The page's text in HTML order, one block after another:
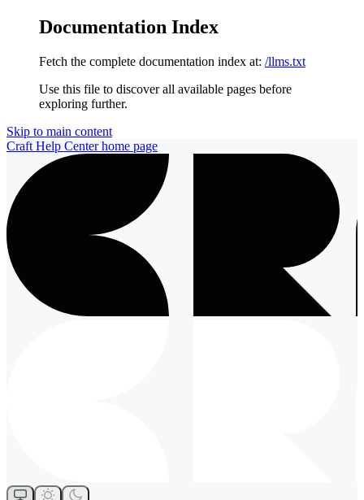
Documentation Index
Fetch the complete documentation index at: /llms.txt
Use this file to discover all available pages before
exploring further.
Skip to main content
Craft Help Centerhome page